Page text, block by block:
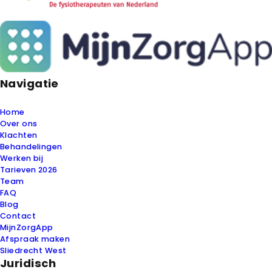
Navigatie
Home
Over ons
Klachten
Behandelingen
Werken bij
Tarieven 2026
Team
FAQ
Blog
Contact
MijnZorgApp
Afspraak maken
Sliedrecht West
Juridisch